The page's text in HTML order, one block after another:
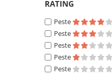
100 x 150
133 x 190 (1)
750 Lei - 1000 Lei
RATING
Peste
Peste
Peste
Peste
Peste